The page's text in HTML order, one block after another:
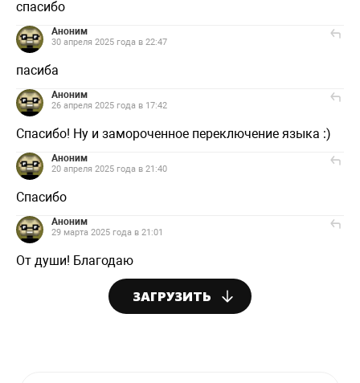
спасибо
Аноним
30 апреля 2025 года в 22:47
пасиба
Аноним
26 апреля 2025 года в 17:42
Спасибо! Ну и замороченное переключение языка :)
Аноним
20 апреля 2025 года в 21:40
Спасибо
Аноним
29 марта 2025 года в 21:01
От души! Благодаю
ЗАГРУЗИТЬ